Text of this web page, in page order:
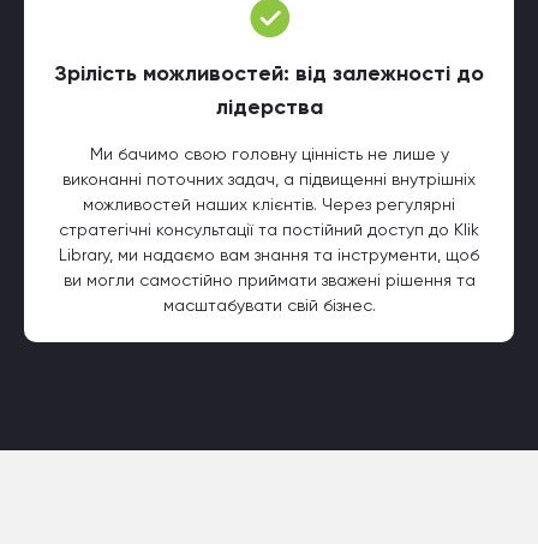
Зрілість можливостей: від залежності до
лідерства
Ми бачимо свою головну цінність не лише у
виконанні поточних задач, а підвищенні внутрішніх
можливостей наших клієнтів. Через регулярні
стратегічні консультації та постійний доступ до Klik
Library, ми надаємо вам знання та інструменти, щоб
ви могли самостійно приймати зважені рішення та
масштабувати свій бізнес.